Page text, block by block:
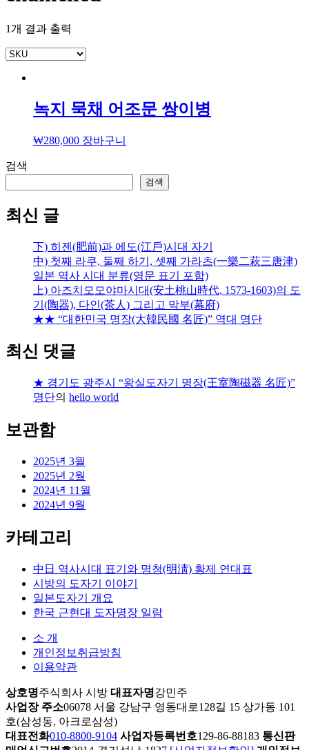
1개 결과 출력
녹지 묵채 어조문 쌍이병
₩280,000 장바구니
검색
검색
최신 글
下) 히젠(肥前)과 에도(江戶)시대 자기
中) 첫째 라쿠, 둘째 하기, 셋째 가라츠(一樂二萩三唐津)
일본 역사 시대 분류(영문 표기 포함)
上) 아즈치모모야마시대(安土桃山時代, 1573-1603)의 도
기(陶器), 다인(茶人) 그리고 막부(幕府)
★★ “대한민국 명장(大韓民國 名匠)” 역대 명단
최신 댓글
★ 경기도 광주시 “왕실도자기 명장(王室陶磁器 名匠)”
명단의 hello world
보관함
2025년 3월
2025년 2월
2024년 11월
2024년 9월
카테고리
中日 역사시대 표기와 명청(明淸) 황제 연대표
시방의 도자기 이야기
일본도자기 개요
한국 근현대 도자명장 일람
소 개
개인정보취급방침
이용약관
상호명주식회사 시방 대표자명강민주
사업장 주소06078 서울 강남구 영동대로128길 15 상가동 101
호(삼성동, 아크로삼성)
대표전화010-8800-9104 사업자등록번호129-86-88183 통신판